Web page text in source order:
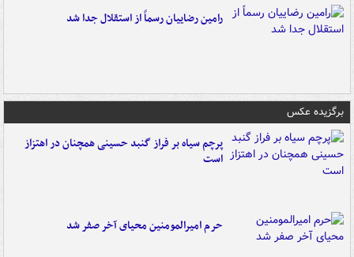
رامین رضاییان رسماً از استقلال جدا شد
برگزیده عکس
پرچم سیاه بر فراز گنبد حسینی همچنان در اهتزاز
است
حرم امیرالمومنین محیای آخر صفر شد